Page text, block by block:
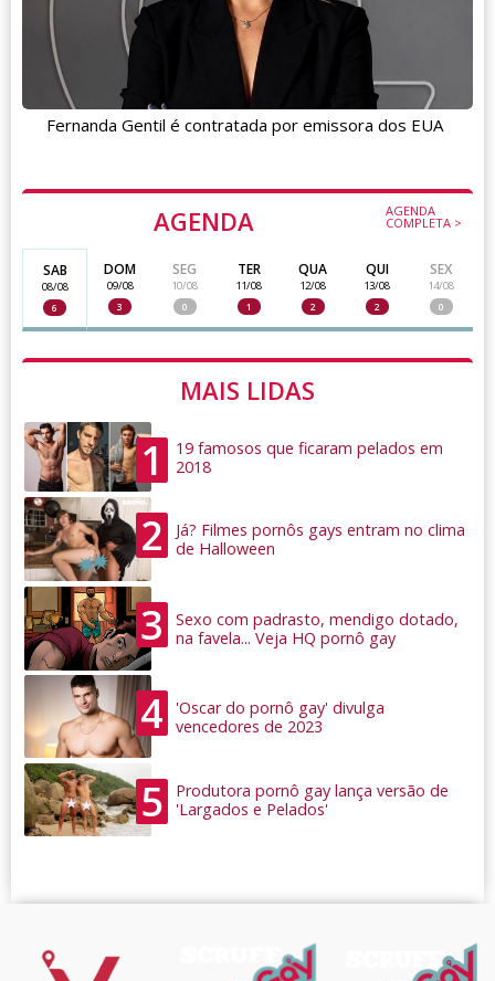
AGENDA AGENDA
COMPLETA >
SAB
08/08
6
DOM
09/08
3
SEG
10/08
0
TER
11/08
1
QUA
12/08
2
QUI
13/08
2
SEX
14/08
0
MAIS LIDAS
1
19 famosos que ficaram pelados em
2018
2
Já? Filmes pornôs gays entram no clima
de Halloween
3
Sexo com padrasto, mendigo dotado,
na favela... Veja HQ pornô gay
4
'Oscar do pornô gay' divulga
vencedores de 2023
5
Produtora pornô gay lança versão de
'Largados e Pelados'
Fernanda Gentil é contratada por emissora dos EUA